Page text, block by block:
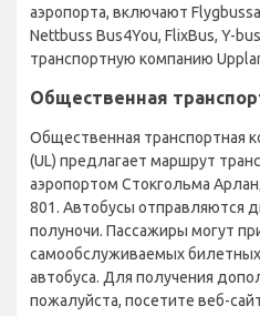
аэропорта, включают
Nettbuss Bus4You, FlixBus, Y-
транспортную компанию
Общественная
Общественная транспортная
(UL) предлагает маршрут
аэропортом Стокгольма
801. Автобусы отправляются
полуночи. Пассажиры могут
самообслуживаемых
автобуса. Для получения
пожалуйста, посетите веб-